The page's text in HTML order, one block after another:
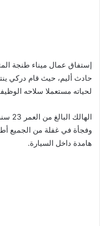
إستفاق عمال ميناء طنجة
حادث أليم، حيث قام دركي
لحياته مستعملا سلاحه
وفجأة في غفلة من الجميع
هامدة داخل السيارة.